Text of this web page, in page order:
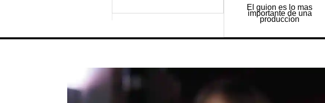
El guion es lo mas
importante de una
produccion